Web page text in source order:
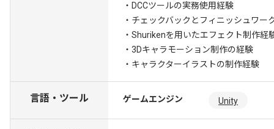
・DCCツールの実務使用経験
・チェックバックとフィニッシュワー
・Shurikenを用いたエフェクト制作経
・3Dキャラモーション制作の経験
・キャラクターイラストの制作経験
言語・ツール ゲームエンジン Unity